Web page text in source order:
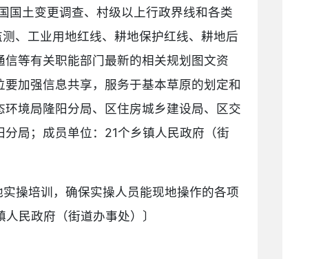
土变更调查、村级以上行政界线和各类
、工业用地红线、耕地保护红线、耕地后
等有关职能部门最新的相关规划图文资
加强信息共享，服务于基本草原的划定和
境局隆阳分局、区住房城乡建设局、区交
局；成员单位：21个乡镇人民政府（街
操培训，确保实操人员能现地操作的各项
民政府（街道办事处）〕